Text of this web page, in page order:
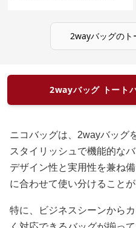
2wayバッグのト
2wayバッグ トート
ニコバッグは、2wayバッグ
スタイリッシュで機能的な
デザイン性と実用性を兼ね
に合わせて使い分けること
特に、ビジネスシーンから